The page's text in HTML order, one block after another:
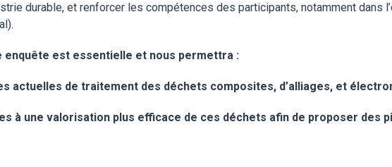
durable, et renforcer les compétences des participants, notamment dans
est essentielle et nous permettra :
actuelles de traitement des déchets composites, d’alliages, et
à une valorisation plus efficace de ces déchets afin de proposer des